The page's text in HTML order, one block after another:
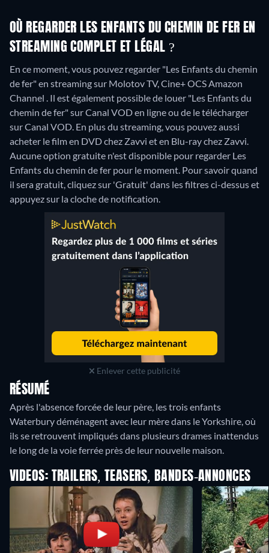
OÙ REGARDER LES ENFANTS DU CHEMIN DE FER EN
STREAMING COMPLET ET LÉGAL ?
En ce moment, vous pouvez regarder "Les Enfants du chemin
de fer" en streaming sur Molotov TV, Cine+ OCS Amazon
Channel . Il est également possible de louer "Les Enfants du
chemin de fer" sur Canal VOD en ligne ou de le télécharger
sur Canal VOD. En plus du streaming, vous pouvez aussi
acheter le film en DVD chez Zavvi et en Blu-ray chez Zavvi.
Aucune option gratuite n'est disponible pour regarder Les
Enfants du chemin de fer pour le moment. Pour savoir quand
il sera gratuit, cliquez sur 'Gratuit' dans les filtres ci-dessus et
appuyez sur la cloche de notification.
Enlever cette publicité
RÉSUMÉ
Après l'absence forcée de leur père, les trois enfants
Waterbury déménagent avec leur mère dans le Yorkshire, où
ils se retrouvent impliqués dans plusieurs drames inattendus
le long de la voie ferrée près de leur nouvelle maison.
VIDEOS: TRAILERS, TEASERS, BANDES-ANNONCES